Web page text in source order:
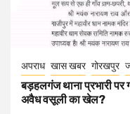
अपराध खास खबर गोरखपुर
बड़हलगंज थाना प्रभारी
अवैध वसूली का खेल?